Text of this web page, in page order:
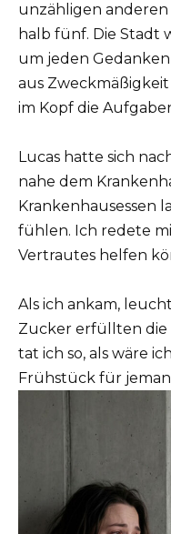
unzähligen
halb fünf. Die Stadt
um jeden
aus
im Kopf die
Lucas hatte sich
nahe dem
Krankenhausessen
fühlen. Ich redete
Vertrautes helfen
Als ich ankam,
Zucker erfüllten
tat ich so, als wäre
Frühstück für